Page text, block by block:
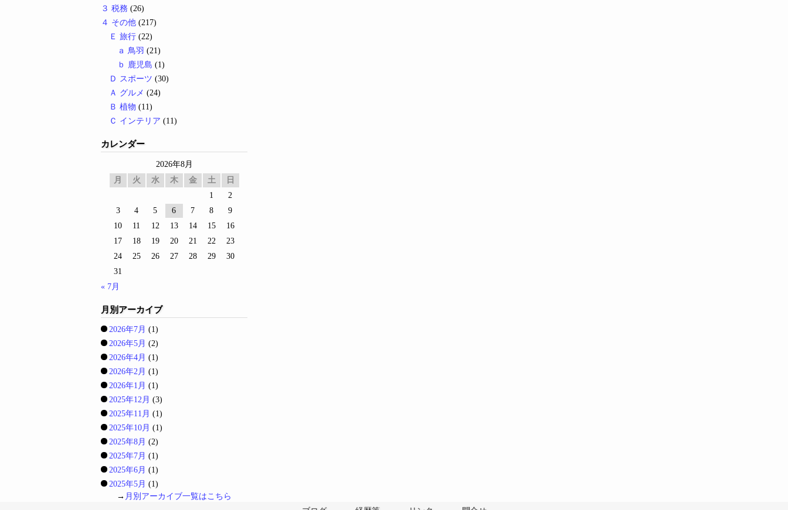
３ 税務 (26)
４ その他 (217)
Ｅ 旅行 (22)
ａ 鳥羽 (21)
ｂ 鹿児島 (1)
Ｄ スポーツ (30)
Ａ グルメ (24)
Ｂ 植物 (11)
Ｃ インテリア (11)
カレンダー
2026年8月
月
火 水 木 金 土
日
1
2
3
4 5 6 7 8
9
10
11 12 13 14 15
16
17
18 19 20 21 22
23
24
25 26 27 28 29
30
31
« 7月
月別アーカイブ
2026年7月 (1)
2026年5月 (2)
2026年4月 (1)
2026年2月 (1)
2026年1月 (1)
2025年12月 (3)
2025年11月 (1)
2025年10月 (1)
2025年8月 (2)
2025年7月 (1)
2025年6月 (1)
2025年5月 (1)
→ 月別アーカイブ一覧はこちら